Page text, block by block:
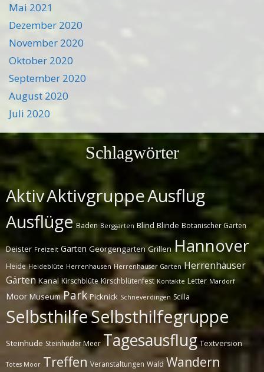
Mai 2021
Dezember 2020
November 2020
Oktober 2020
September 2020
August 2020
Juli 2020
Schlagwörter
AktivAktivgruppeAusflug
Ausflüge Baden Berggarten Blind Blinde Botanischer Garten
Deister Freizeit Garten Georgengarten Grillen Hannover
Heide Heideblüte Herrenhausen Herrenhauser Garten Herrenhäuser
Gärten Kanal Kirschblüte Kirschblütenfest Kontakte Letter Mardorf
Moor Museum Park Picknick Schneverdingen Scilla
SelbsthilfeSelbsthilfegruppe
Steinhude Steinhuder Meer Tagesausflug Textversion
Totes Moor Treffen Veranstaltungen Wald Wandern